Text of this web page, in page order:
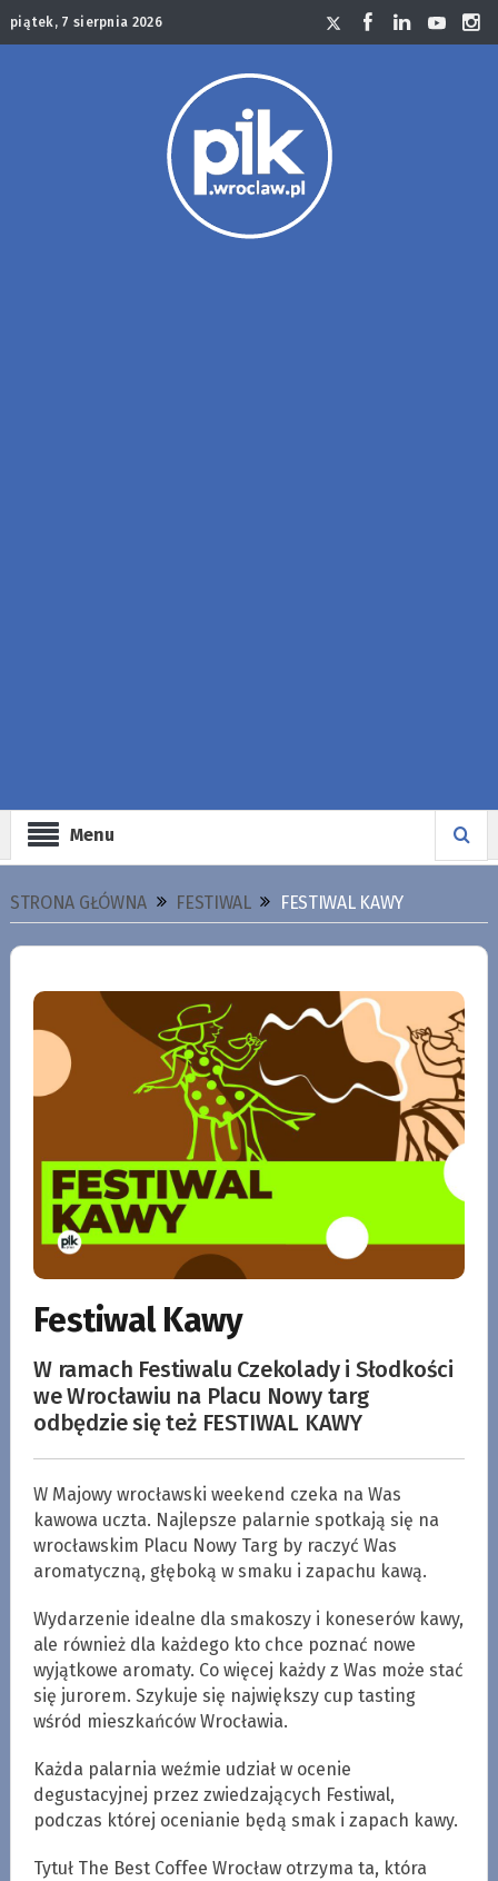
piątek, 7 sierpnia 2026
Menu
STRONA GŁÓWNA FESTIWAL FESTIWAL KAWY
Festiwal Kawy
W ramach Festiwalu Czekolady i Słodkości
we Wrocławiu na Placu Nowy targ
odbędzie się też FESTIWAL KAWY
W Majowy wrocławski weekend czeka na Was
kawowa uczta. Najlepsze palarnie spotkają się na
wrocławskim Placu Nowy Targ by raczyć Was
aromatyczną, głęboką w smaku i zapachu kawą.
Wydarzenie idealne dla smakoszy i koneserów kawy,
ale również dla każdego kto chce poznać nowe
wyjątkowe aromaty. Co więcej każdy z Was może stać
się jurorem. Szykuje się największy cup tasting
wśród mieszkańców Wrocławia.
Każda palarnia weźmie udział w ocenie
degustacyjnej przez zwiedzających Festiwal,
podczas której ocenianie będą smak i zapach kawy.
Tytuł The Best Coffee Wrocław otrzyma ta, która